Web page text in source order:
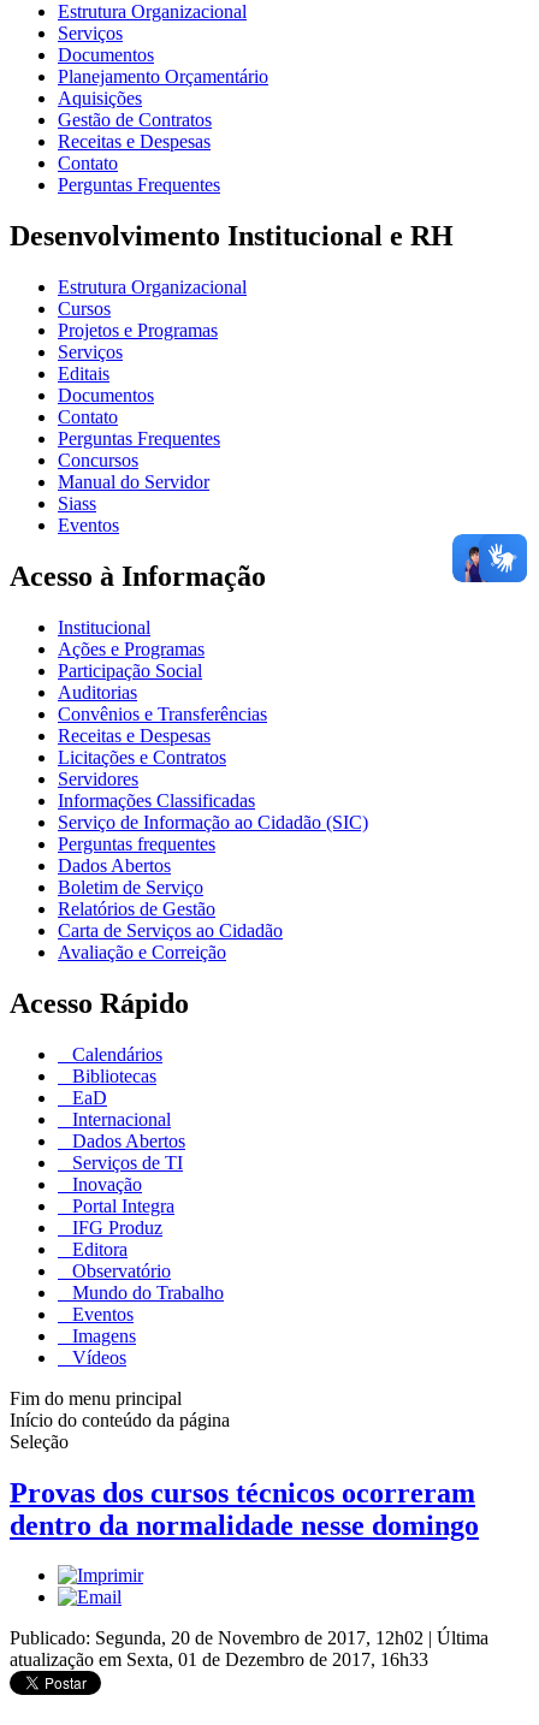
Estrutura Organizacional
Serviços
Documentos
Planejamento Orçamentário
Aquisições
Gestão de Contratos
Receitas e Despesas
Contato
Perguntas Frequentes
Desenvolvimento Institucional e RH
Estrutura Organizacional
Cursos
Projetos e Programas
Serviços
Editais
Documentos
Contato
Perguntas Frequentes
Concursos
Manual do Servidor
Siass
Eventos
Acesso à Informação
Institucional
Ações e Programas
Participação Social
Auditorias
Convênios e Transferências
Receitas e Despesas
Licitações e Contratos
Servidores
Informações Classificadas
Serviço de Informação ao Cidadão (SIC)
Perguntas frequentes
Dados Abertos
Boletim de Serviço
Relatórios de Gestão
Carta de Serviços ao Cidadão
Avaliação e Correição
Acesso Rápido
Calendários
Bibliotecas
EaD
Internacional
Dados Abertos
Serviços de TI
Inovação
Portal Integra
IFG Produz
Editora
Observatório
Mundo do Trabalho
Eventos
Imagens
Vídeos
Fim do menu principal
Início do conteúdo da página
Seleção
Provas dos cursos técnicos ocorreram
dentro da normalidade nesse domingo
Publicado: Segunda, 20 de Novembro de 2017, 12h02 | Última
atualização em Sexta, 01 de Dezembro de 2017, 16h33